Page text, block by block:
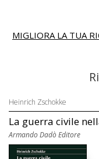
MIGLIORA LA TUA
Heinrich Zschokke
La guerra civile
Armando Dadò Editore